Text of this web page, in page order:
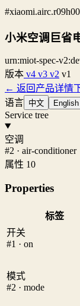
#xiaomi.airc.r09h00
小米空调巨省
urn:miot-spec-
版本 v4 v3 v2 v1
← 返回产品详情
语言 中文 English
Service tree
空调
#2 · air-conditioner
属性 10
Properties
标签
开关
#1 · on
模式
#2 · mode